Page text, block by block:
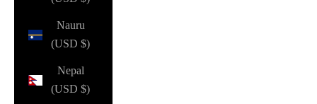
Nauru
(USD $)
Nepal
(USD $)